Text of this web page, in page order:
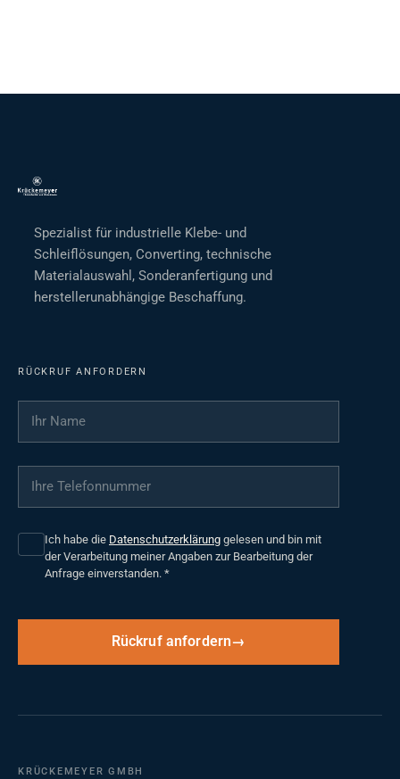
Spezialist für industrielle Klebe- und
Schleiflösungen, Converting, technische
Materialauswahl, Sonderanfertigung und
herstellerunabhängige Beschaffung.
RÜCKRUF ANFORDERN
Ihr Name
Ihre Telefonnummer
Ich habe die Datenschutzerklärung gelesen und bin mit
der Verarbeitung meiner Angaben zur Bearbeitung der
Anfrage einverstanden. *
Rückruf anfordern
KRÜCKEMEYER GMBH